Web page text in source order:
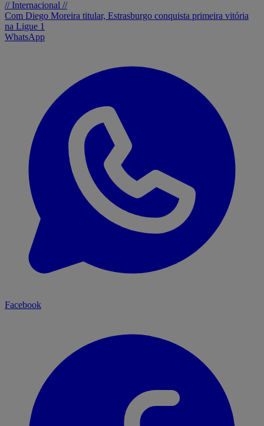
// Internacional //
Com Diego Moreira titular, Estrasburgo conquista primeira vitória
na Ligue 1
WhatsApp
Facebook